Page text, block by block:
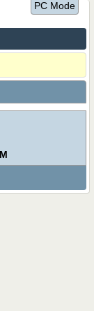
PC Mode